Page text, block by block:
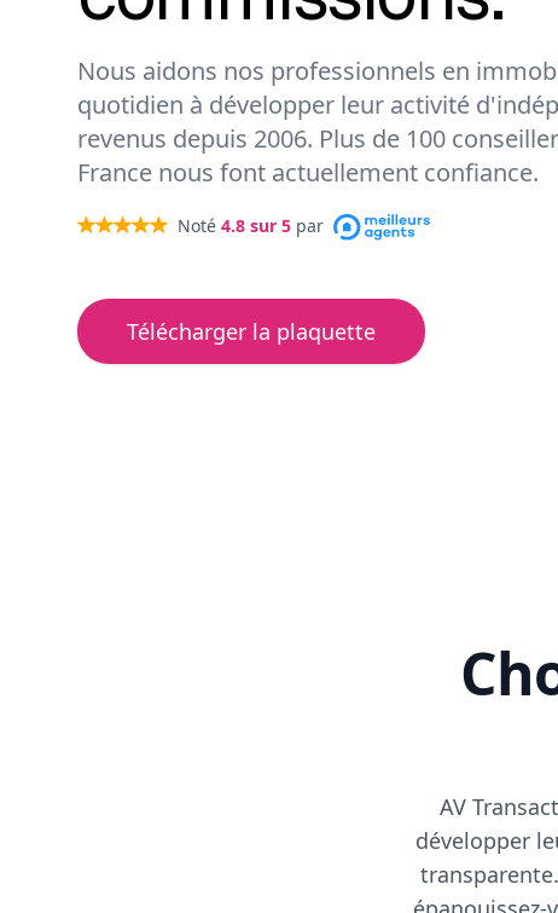
Nous aidons nos professionnels en
quotidien à développer leur activité
revenus depuis 2006. Plus de 100
France nous font actuellement confiance.
Noté 4.8 sur 5 par
Télécharger la plaquette
AV
développer